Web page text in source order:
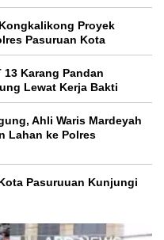
Proyek
Pasuruan Kota
13 Karang Pandan
Lewat Kerja Bakti
Ahli Waris Mardeyah
Lahan ke Polres
Pasuruuan Kunjungi